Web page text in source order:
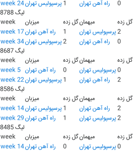
week 24پرسپولیس تهران 1 راه آهن تهران 0
لیگ 8788
week
میزبان گل زدهمیهمان گل زده
week 17راه آهن تهران 1 پرسپولیس تهران2
week 34پرسپولیس تهران2 راه آهن تهران 0
لیگ 8687
week
میزبان گل زدهمیهمان گل زده
week 5 راه آهن تهران 0 پرسپولیس تهران0
week 22پرسپولیس تهران 1 راه آهن تهران 2
لیگ 8586
week
میزبان گل زدهمیهمان گل زده
week 14پرسپولیس تهران 1 راه آهن تهران 2
week 29راه آهن تهران 1 پرسپولیس تهران2
لیگ 8485
week
میزبان گل زدهمیهمان گل زده
week 14راه آهن تهران 0 پرسپولیس تهران0